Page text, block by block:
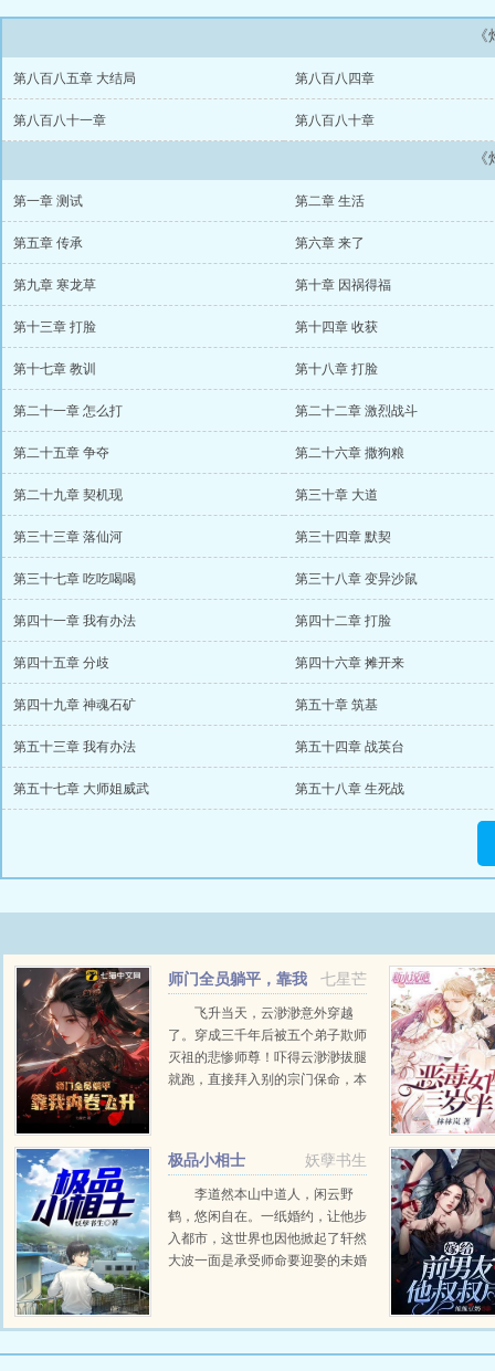
第八百八五章 大结局 第八百八四章
第八百八十一章 第八百八十章
第一章 测试 第二章 生活
第五章 传承 第六章 来了
第九章 寒龙草 第十章 因祸得福
第十三章 打脸 第十四章 收获
第十七章 教训 第十八章 打脸
第二十一章 怎么打 第二十二章 激烈战斗
第二十五章 争夺 第二十六章 撒狗粮
第二十九章 契机现 第三十章 大道
第三十三章 落仙河 第三十四章 默契
第三十七章 吃吃喝喝 第三十八章 变异沙鼠
第四十一章 我有办法 第四十二章 打脸
第四十五章 分歧 第四十六章 摊开来
第四十九章 神魂石矿 第五十章 筑基
第五十三章 我有办法 第五十四章 战英台
第五十七章 大师姐威武 第五十八章 生死战
七星芒
师门全员躺平，靠我
内卷飞升
飞升当天，云渺渺意外穿越
了。穿成三千年后被五个弟子欺师
灭祖的悲惨师尊！吓得云渺渺拔腿
就跑，直接拜入别的宗门保命，本
妖孽书生
极品小相士
李道然本山中道人，闲云野
鹤，悠闲自在。一纸婚约，让他步
入都市，这世界也因他掀起了轩然
大波一面是承受师命要迎娶的未婚
山，要护我所爱，镇我国威！...